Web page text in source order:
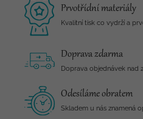
Prvotřídní materiály
Kvalitní tisk co vydrží a
Doprava zdarma
Doprava objednávek nad
Odesíláme obratem
Skladem u nás znamená